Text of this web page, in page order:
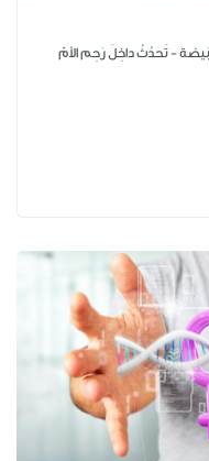
- تَحدُثُ داخِلَ رَحِم الأمّ